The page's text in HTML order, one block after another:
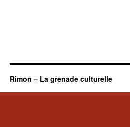
Rimon – La grenade culturelle